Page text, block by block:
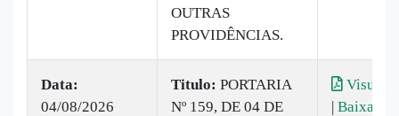
OUTRAS
PROVIDÊNCIAS.
Data:
04/08/2026
Titulo: PORTARIA
Nº 159, DE 04 DE
| Baixar